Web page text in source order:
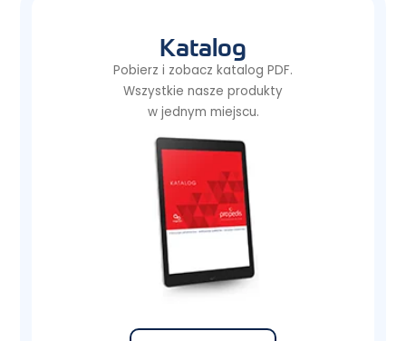
Katalog
Pobierz i zobacz katalog PDF.
Wszystkie nasze produkty
w jednym miejscu.